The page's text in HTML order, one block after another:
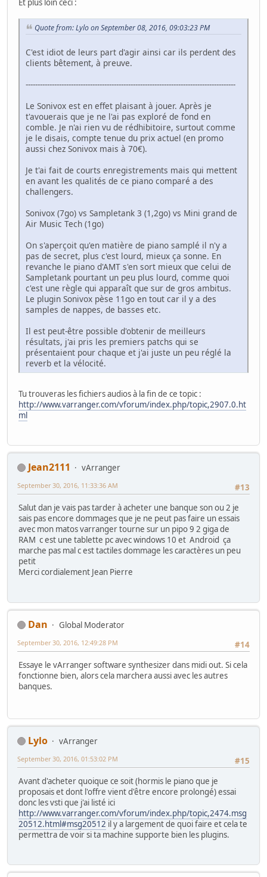
Et plus loin ceci :
Quote from: Lylo on September 08, 2016, 09:03:23 PM
C'est idiot de leurs part d'agir ainsi car ils perdent des
clients bêtement, à preuve.
----------------------------------------------------------------------------------------
Le Sonivox est en effet plaisant à jouer. Après je
t'avouerais que je ne l'ai pas exploré de fond en
comble. Je n'ai rien vu de rédhibitoire, surtout comme
je le disais, compte tenue du prix actuel (en promo
aussi chez Sonivox mais à 70€).
Je t'ai fait de courts enregistrements mais qui mettent
en avant les qualités de ce piano comparé a des
challengers.
Sonivox (7go) vs Sampletank 3 (1,2go) vs Mini grand de
Air Music Tech (1go)
On s'aperçoit qu'en matière de piano samplé il n'y a
pas de secret, plus c'est lourd, mieux ça sonne. En
revanche le piano d'AMT s'en sort mieux que celui de
Sampletank pourtant un peu plus lourd, comme quoi
c'est une règle qui apparaît que sur de gros ambitus.
Le plugin Sonivox pèse 11go en tout car il y a des
samples de nappes, de basses etc.
Il est peut-être possible d'obtenir de meilleurs
résultats, j'ai pris les premiers patchs qui se
présentaient pour chaque et j'ai juste un peu réglé la
reverb et la vélocité.
Tu trouveras les fichiers audios à la fin de ce topic :
http://www.varranger.com/vforum/index.php/topic,2907.0.ht
ml
Jean2111
vArranger
#13
September 30, 2016, 11:33:36 AM
Salut dan je vais pas tarder à acheter une banque son ou 2 je
sais pas encore dommages que je ne peut pas faire un essais
avec mon matos varranger tourne sur un pipo 9 2 giga de
RAM c est une tablette pc avec windows 10 et Android ça
marche pas mal c est tactiles dommage les caractères un peu
petit
Merci cordialement Jean Pierre
Dan
Global Moderator
#14
September 30, 2016, 12:49:28 PM
Essaye le vArranger software synthesizer dans midi out. Si cela
fonctionne bien, alors cela marchera aussi avec les autres
banques.
Lylo
vArranger
#15
September 30, 2016, 01:53:02 PM
Avant d'acheter quoique ce soit (hormis le piano que je
proposais et dont l'offre vient d'être encore prolongé) essai
donc les vsti que j'ai listé ici
http://www.varranger.com/vforum/index.php/topic,2474.msg
20512.html#msg20512 il y a largement de quoi faire et cela te
permettra de voir si ta machine supporte bien les plugins.